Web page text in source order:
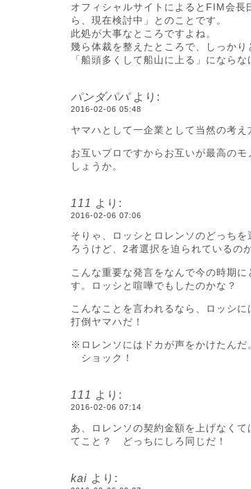
オフィシャルサイトによるとFIM会
ら、現在検討中」とのことです。
此処が大事なところですよね。
幾ら体裁を整えたところで、しっか
「船頭多くして船山に上る」にならな
パンダパパ より:
2016-02-06 05:48
ヤマハとして一企業として当然の考え
お互いプロですからお互いが最高の
しょうか。
111 より:
2016-02-06 07:06
そりゃ、ロッシとロレンソのどっち
ろうけど、2者選択を迫られている
こんな重要な発言をなんで今の時期
す。ロッシと喧嘩でもしたのかな？
こんなことを言われるなら、ロッシ
打倒ヤマハだ！
※ロレンソにはドカが声をかけたんだ
ショック！
111 より:
2016-02-06 07:14
あ、ロレンソの契約金額を上げなく
てこと？ どっちにしろ同じだ！
kai より: